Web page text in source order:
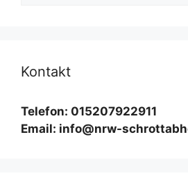
Kontakt
Telefon: 015207922911
Email: info@nrw-